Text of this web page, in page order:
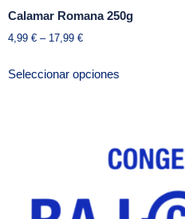
Calamar Romana 250g
4,99 € – 17,99 €
Seleccionar opciones